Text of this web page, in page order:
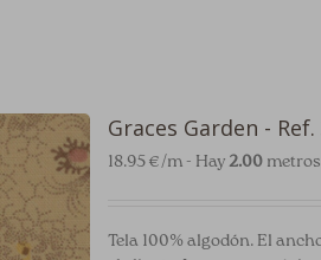
Graces Garden -
18.95 €/m - Hay2.00
Tela 100% algodón. El